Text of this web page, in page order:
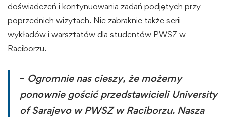
doświadczeń i kontynuowania zadań podjętych przy
poprzednich wizytach. Nie zabraknie także serii
wykładów i warsztatów dla studentów PWSZ w
Raciborzu.
– Ogromnie nas cieszy, że możemy
ponownie gościć przedstawicieli University
of Sarajevo w PWSZ w Raciborzu. Nasza